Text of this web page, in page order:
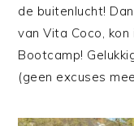
de buitenlucht!
van Vita Coco,
Bootcamp!
(geen excuses